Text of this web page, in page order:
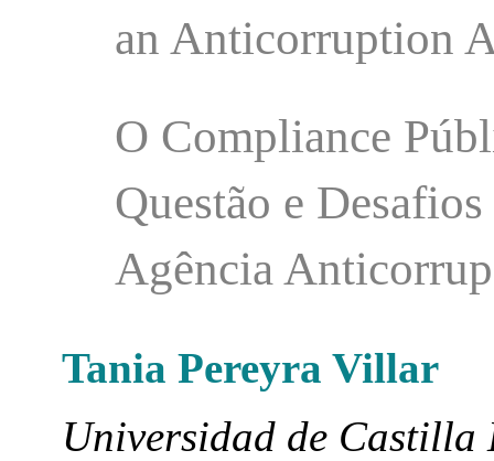
an Anticorruption
O Compliance
Questão e
Agência
Tania Pereyra Villar
Universidad de